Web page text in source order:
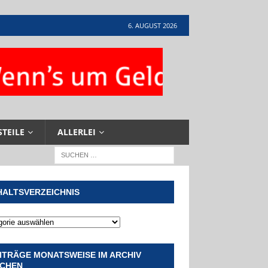
6. AUGUST 2026
ALLERLEI
MONATSWEISE IM ARCHIV